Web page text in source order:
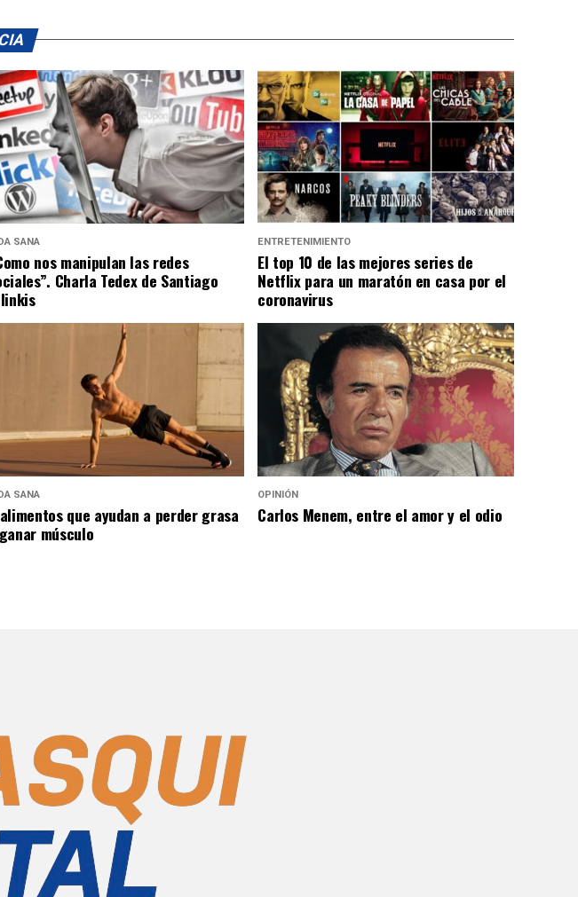
SANA
nos manipulan las redes
Charla Tedex de Santiago
ENTRETENIMIENTO
El top 10 de las mejores series de
Netflix para un maratón en casa por el
coronavirus
SANA
que ayudan a perder grasa
músculo
OPINIÓN
Carlos Menem, entre el amor y el odio